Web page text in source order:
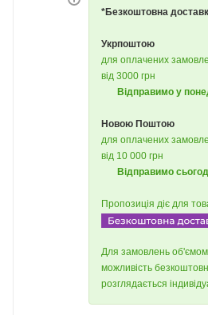
*Безкоштовна
Укрпоштою
для оплачених
від 3000 грн
Відправимо у
Новою Поштою
для оплачених
від 10 000 грн
Відправимо
Пропозиція діє для
Для замовлень
можливість
розглядається